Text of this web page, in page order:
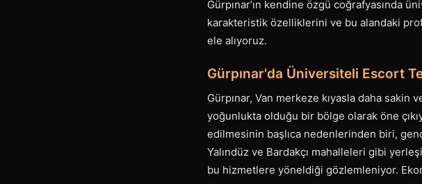
Gürpınar’ın kendine özgü
karakteristik özelliklerini ve bu alandaki
ele alıyoruz.
Gürpınar'da Üniversiteli Escort
Gürpınar, Van merkeze kıyasla daha
yoğunlukta olduğu bir bölge olarak öne
edilmesinin başlıca nedenlerinden biri,
Yalındüz ve Bardakçı mahalleleri gibi
bu hizmetlere yöneldiği gözlemleniyor.